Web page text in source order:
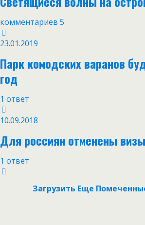
комментариев 5
23.01.2019
Парк комодских варанов
год
1 ответ
10.09.2018
Для россиян отменены
1 ответ
Загрузить Еще